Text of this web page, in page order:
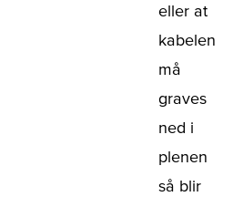
eller at
kabelen
må
graves
ned i
plenen
så blir